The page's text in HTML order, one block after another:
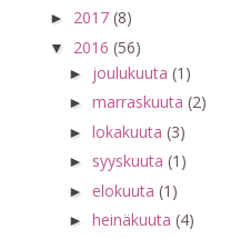
► 2017 (8)
▼ 2016 (56)
► joulukuuta (1)
► marraskuuta (2)
► lokakuuta (3)
► syyskuuta (1)
► elokuuta (1)
► heinäkuuta (4)